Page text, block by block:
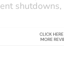
worked
days for
and I am
experience
he was
questions